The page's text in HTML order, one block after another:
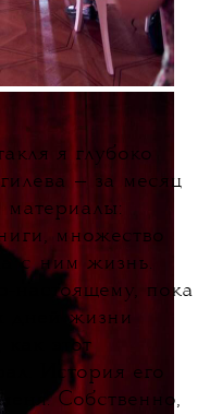
я глубоко
— за месяц
материалы:
множество
с ним жизнь.
настоящему, пока
дней жизни
как этот
История его
Собственно,